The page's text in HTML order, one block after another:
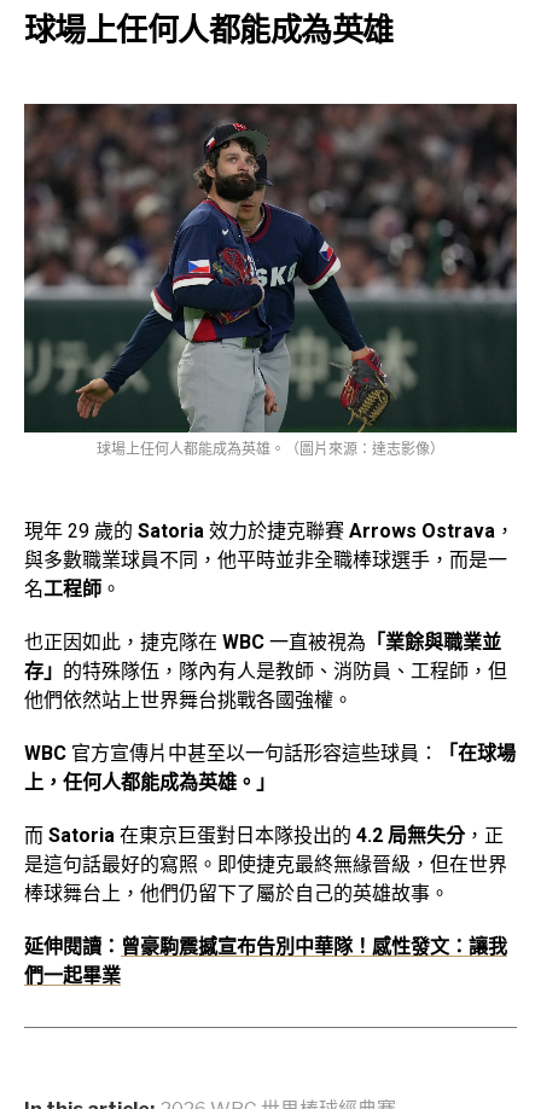
球場上任何人都能成為英雄
球場上任何人都能成為英雄。（圖片來源：達志影像）
現年 29 歲的 Satoria 效力於捷克聯賽 Arrows Ostrava ，
與多數職業球員不同，他平時並非全職棒球選手，而是一
名工程師 。
也正因如此，捷克隊在 WBC 一直被視為 「業餘與職業並
存」 的特殊隊伍，隊內有人是教師、消防員、工程師，但
他們依然站上世界舞台挑戰各國強權。
WBC 官方宣傳片中甚至以一句話形容這些球員：
「在球場
上，任何人都能成為英雄。」
而 Satoria 在東京巨蛋對日本隊投出的 4.2 局無失分，正
是這句話最好的寫照。即使捷克最終無緣晉級，但在世界
棒球舞台上，他們仍留下了屬於自己的英雄故事。
延伸閱讀： 曾豪駒震撼宣布告別中華隊！感性發文：讓我
們一起畢業